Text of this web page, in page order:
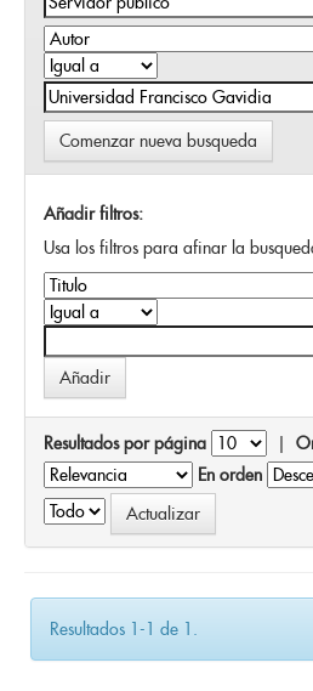
Comenzar nueva busqueda
Añadir filtros:
Usa los filtros para afinar la
Resultados por página |
En orden
Resultados 1-1 de 1.